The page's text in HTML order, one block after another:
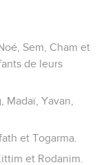
Sem, Cham et
de leurs
Madaï, Yavan,
et Togarma.
et Rodanim.